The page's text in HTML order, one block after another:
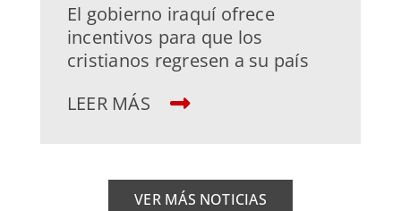
El gobierno iraquí ofrece
incentivos para que los
cristianos regresen a su país
LEER MÁS
VER MÁS NOTICIAS